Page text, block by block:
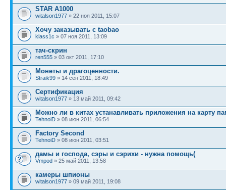
STAR A1000
witalson1977 » 22 ноя 2011, 15:07
Хочу заказывать с taobao
klass1c » 07 ноя 2011, 13:09
тач-скрин
ren555 » 03 окт 2011, 17:10
Монеты и драгоценности.
Straik99 » 14 сен 2011, 18:49
Сертификация
witalson1977 » 13 май 2011, 09:42
Можно ли в китах устанавливать приложения на карту
TehnoiD » 08 июн 2011, 06:54
Factory Second
TehnoiD » 08 июн 2011, 03:51
дамы и господа, сэры и сэрихи - нужна помощь(
Vmpod » 25 май 2011, 13:58
камеры шпионы
witalson1977 » 09 май 2011, 19:08